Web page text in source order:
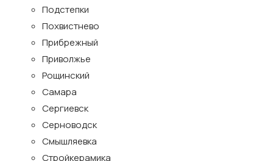
Подстепки
Похвистнево
Прибрежный
Приволжье
Рощинский
Самара
Сергиевск
Серноводск
Смышляевка
Стройкерамика